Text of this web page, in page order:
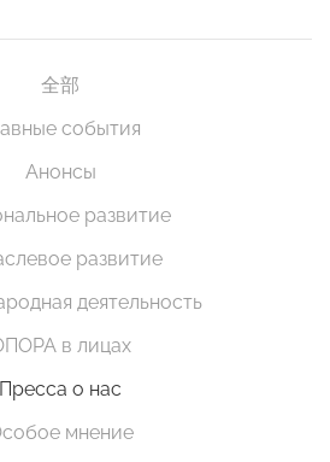
全部
события
Анонсы
развитие
развитие
деятельность
в лицах
Пресса о нас
мнение